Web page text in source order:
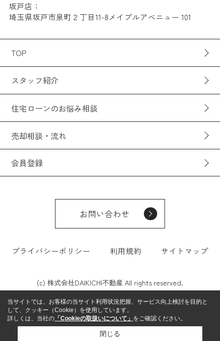
坂戸店：
埼玉県坂戸市泉町２丁目11-8メイプルアベニュー 101
TOP
スタッフ紹介
住宅ローンのお悩み相談
売却相談・流れ
会員登録
お問い合わせ
プライバシーポリシー 利用規約 サイトマップ
(c) 株式会社DAIKICHI不動産 All rights reserved.
当サイトでは、お客様の当サイト利用状況把握、サービス向上検討を目的と
して、クッキー（Cookie）を使用しています。
詳しくは、当社の 「Cookieの取扱いについて」 をご確認ください。
閉じる